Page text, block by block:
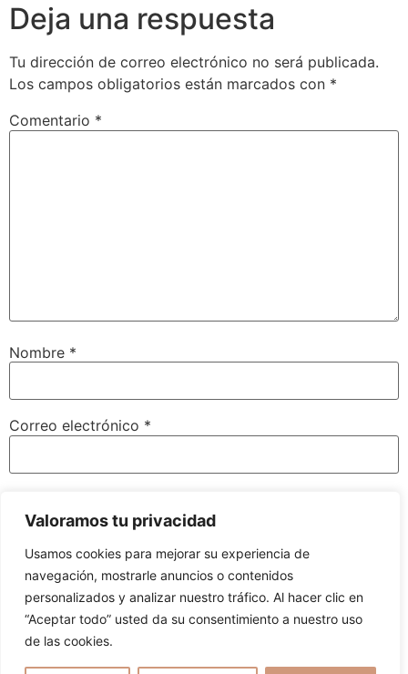
Valoramos tu privacidad
Usamos cookies para mejorar su experiencia de
navegación, mostrarle anuncios o contenidos
personalizados y analizar nuestro tráfico. Al hacer clic en
“Aceptar todo” usted da su consentimiento a nuestro uso
de las cookies.
Deja una respuesta
Tu dirección de correo electrónico no será publicada.
Los campos obligatorios están marcados con *
Comentario *
Nombre *
Correo electrónico *
Guarda mi nombre, correo electrónico y web en este
navegador para la próxima vez que comente.